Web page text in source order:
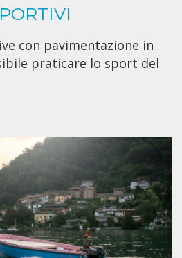
con pavimentazione in
praticare lo sport del